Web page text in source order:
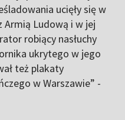
ucięły się w
Armią Ludową i w jej
robiący nasłuchy
ukrytego w jego
też plakaty
w Warszawie” -